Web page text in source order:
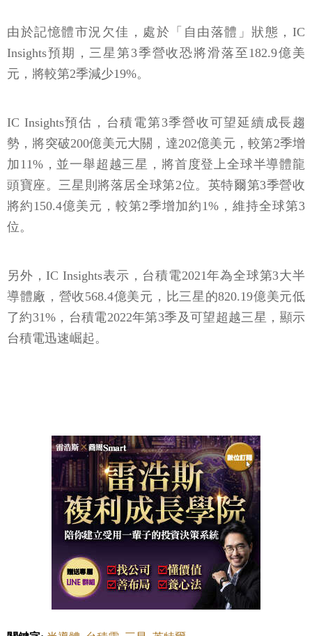
由於記憶體市況欠佳，處於「自由落體」狀態，IC
Insights預期，三星第3季營收恐將滑落至182.9億美
元，將較第2季減少19%。
IC Insights預估，台積電第3季營收可望延續成長趨
勢，將突破200億美元大關，達202億美元，較第2季增
加11%，並一舉超越三星，將首度登上全球半導體龍
頭寶座。三星則將落居全球第2位。英特爾第3季營收
將約150.4億美元，較第2季增加約1%，維持全球第3
位。
另外，IC Insights表示，台積電2021年為全球第3大半
導體廠，營收568.4億美元，比三星的820.19億美元低
了約31%，台積電2022年第3季及可望超越三星，顯示
台積電迅速崛起。